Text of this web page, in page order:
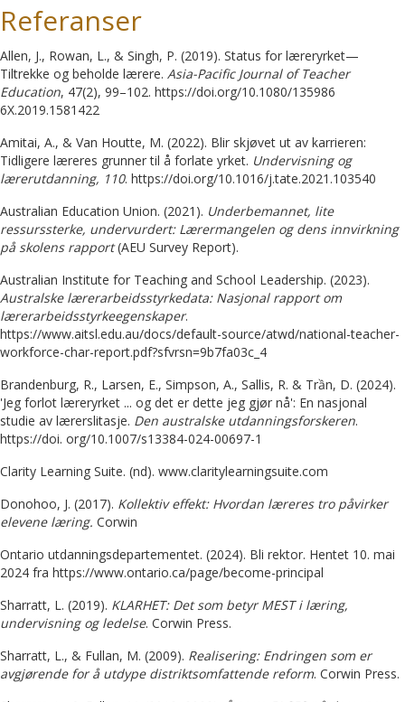
Referanser
Allen, J., Rowan, L., & Singh, P. (2019). Status for læreryrket—
Tiltrekke og beholde lærere. Asia-Pacific Journal of Teacher
Education, 47(2), 99–102. https://doi.org/10.1080/135986
6X.2019.1581422
Amitai, A., & Van Houtte, M. (2022). Blir skjøvet ut av karrieren:
Tidligere læreres grunner til å forlate yrket. Undervisning og
lærerutdanning, 110. https://doi.org/10.1016/j.tate.2021.103540
Australian Education Union. (2021). Underbemannet, lite
ressurssterke, undervurdert: Lærermangelen og dens innvirkning
på skolens rapport(AEU Survey Report).
Australian Institute for Teaching and School Leadership. (2023).
Australske lærerarbeidsstyrkedata: Nasjonal rapport om
lærerarbeidsstyrkeegenskaper.
https://www.aitsl.edu.au/docs/default-source/atwd/national-teacher-
workforce-char-report.pdf?sfvrsn=9b7fa03c_4
Brandenburg, R., Larsen, E., Simpson, A., Sallis, R. & Trần, D. (2024).
'Jeg forlot læreryrket ... og det er dette jeg gjør nå': En nasjonal
studie av lærerslitasje. Den australske utdanningsforskeren.
https://doi. org/10.1007/s13384-024-00697-1
Clarity Learning Suite. (nd). www.claritylearningsuite.com
Donohoo, J. (2017). Kollektiv effekt: Hvordan læreres tro påvirker
elevene læring. Corwin
Ontario utdanningsdepartementet. (2024). Bli rektor. Hentet 10. mai
2024 fra https://www.ontario.ca/page/become-principal
Sharratt, L. (2019). KLARHET: Det som betyr MEST i læring,
undervisning og ledelse. Corwin Press.
Sharratt, L., & Fullan, M. (2009). Realisering: Endringen som er
avgjørende for å utdype distriktsomfattende reform. Corwin Press.